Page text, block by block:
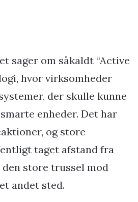
sager om såkaldt “Active
hvor virksomheder
der skulle kunne
enheder. Det har
og store
taget afstand fra
store trussel mod
andet sted.